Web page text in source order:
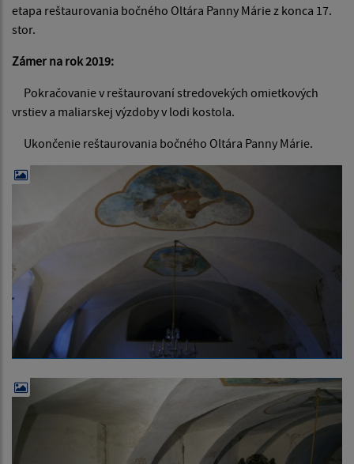
etapa reštaurovania bočného Oltára Panny Márie z konca 17.
stor.
Zámer na rok 2019:
Pokračovanie v reštaurovaní stredovekých omietkových
vrstiev a maliarskej výzdoby v lodi kostola.
Ukončenie reštaurovania bočného Oltára Panny Márie.